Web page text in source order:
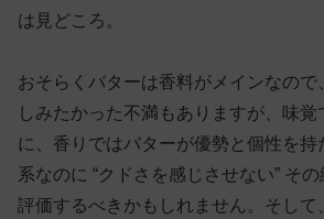
は見どころ。
おそらくバターは香料がメインなの
しみたかった不満もありますが、味
に、香りではバターが優勢と個性を持
系なのに “クドさを感じさせない” そ
評価するべきかもしれません。そして